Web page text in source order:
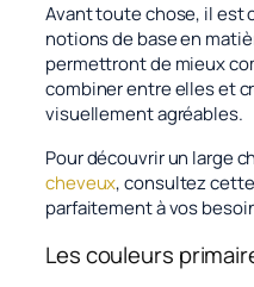
Avant toute chose, il est
notions de base en
permettront de mieux
combiner entre elles et
visuellement agréables.
Pour découvrir un large
cheveux, consultez
parfaitement à vos
Les couleurs